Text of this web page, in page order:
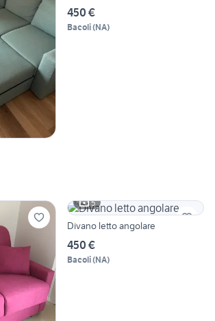
450 €
Bacoli(NA)
5
Divano letto angolare
450 €
Bacoli(NA)